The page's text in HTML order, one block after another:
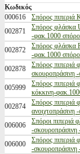
Κωδικός
000616
Σπόρος
002871
Σπόρος φλάσκα
-φακ.1000
002872
Σπόρος φλάσκα
-φακ.1000
002878
Σπόρος
σκουροπράσινη
005999
Σπόρος πιπεριά
κόκκινη-
002874
Σπόρος πιπεριά
ανοιχτοπράσινη
006006
Σπόροι
-
006000
Σπόρος
-